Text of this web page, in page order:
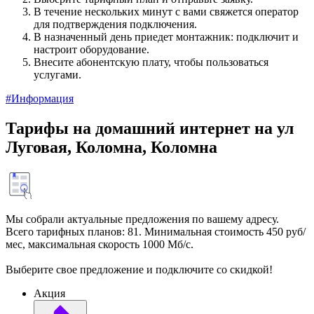
В течение нескольких минут с вами свяжется оператор
для подтверждения подключения.
В назначенный день приедет монтажник: подключит и
настроит оборудование.
Внесите абонентскую плату, чтобы пользоваться
услугами.
#Информация
Тарифы на домашний интернет на ул
Луговая, Коломна, Коломна
Мы собрали актуальные предложения по вашему адресу.
Всего тарифных планов: 81. Минимальная стоимость 450 руб/
мес, максимальная скорость 1000 Мб/с.
Выберите свое предложение и подключите со скидкой!
Акция